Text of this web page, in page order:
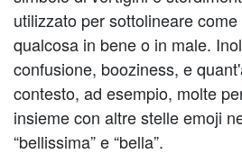
utilizzato per sottolineare
qualcosa in bene o in male.
confusione, booziness, e
contesto, ad esempio, molte
insieme con altre stelle emoji
“bellissima” e “bella”.